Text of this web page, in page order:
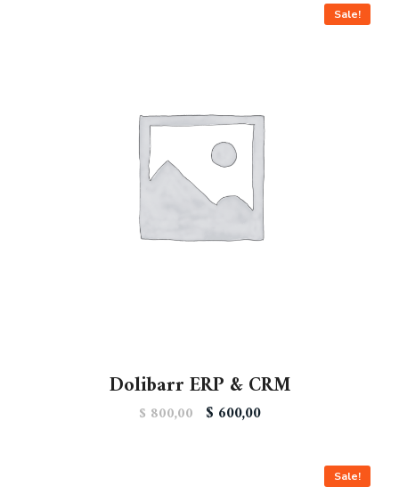
Sale!
Dolibarr ERP & CRM
$ 800,00 $ 600,00
Sale!